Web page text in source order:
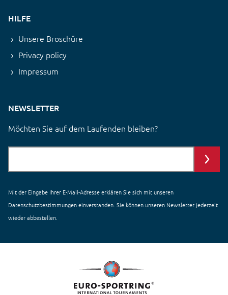
HILFE
Unsere Broschüre
Privacy policy
Impressum
NEWSLETTER
Möchten Sie auf dem Laufenden bleiben?
Mit der Eingabe Ihrer E-Mail-Adresse erklären Sie sich mit unseren
Datenschutzbestimmungen einverstanden . Sie können unseren Newsletter jederzeit
wieder abbestellen.